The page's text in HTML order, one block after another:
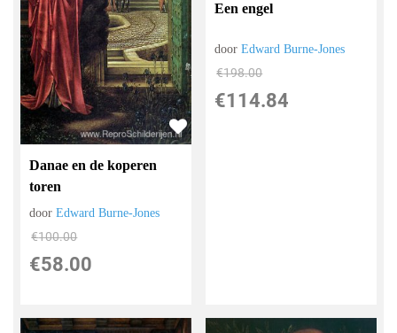
Danae en de koperen
toren
doorEdward Burne-Jones
€100.00
€58.00
Een engel
doorEdward Burne-Jones
€198.00
€114.84